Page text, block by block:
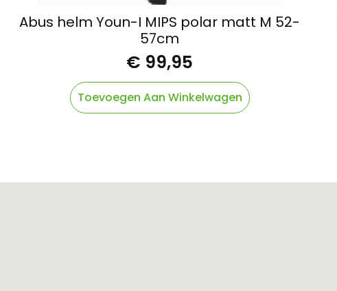
Abus helm Youn-I MIPS polar matt M 52-
57cm
€ 99,95
Toevoegen Aan Winkelwagen